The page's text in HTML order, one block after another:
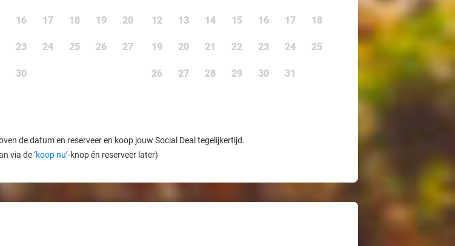
16 17 18 19 20
23 24 25 26 27
30
12 13 14 15 16 17 18
19 20 21 22 23 24 25
26 27 28 29 30 31
de datum en reserveer en koop jouw Social Deal tegelijkertijd.
via de ‘koop nu’-knop én reserveer later)